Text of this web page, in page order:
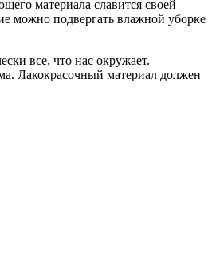
материала славится своей
можно подвергать влажной уборке
все, что нас окружает.
Лакокрасочный материал должен